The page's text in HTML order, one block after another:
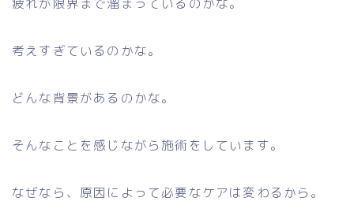
考えすぎているのかな。
どんな背景があるのかな。
そんなことを感じながら施術をしています。
なぜなら、原因によって必要なケアは変わるから。